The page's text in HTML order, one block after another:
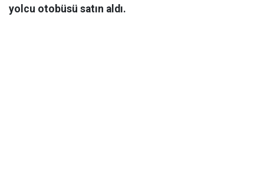
yolcu otobüsü satın aldı.